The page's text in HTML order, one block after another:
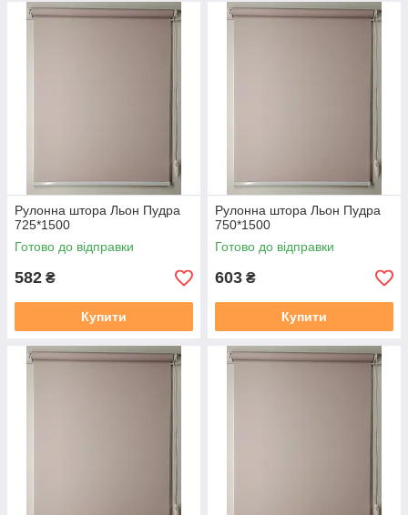
Рулонна штора Льон Пудра
725*1500
Готово до відправки
582 ₴
Купити
Рулонна штора Льон Пудра
750*1500
Готово до відправки
603 ₴
Купити